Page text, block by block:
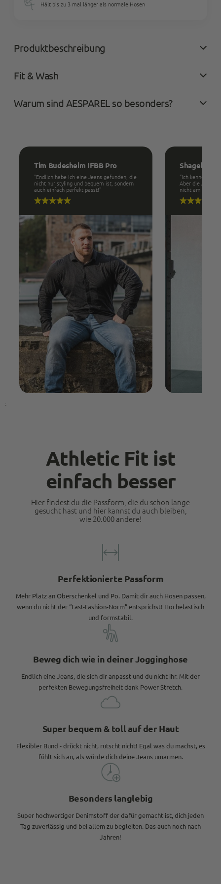
länge
Hält bis zu 3 mal länger als normale Hosen
in
Warenkorb
Produktbeschreibung
Fit & Wash
Warum sind AESPAREL so besonders?
Tim Budesheim IFBB Pro
“Endlich habe ich eine Jeans gefunden, die
nicht nur styling und bequem ist, sondern
auch einfach perfekt passt!”
Shagel Butt
“Ich kenne mich
Aber die
nicht am Sack!”
Athletic Fit ist
einfach besser
Hier findest du die Passform, die du schon lange
gesucht hast und hier kannst du auch bleiben,
wie 20.000 andere!
Perfektionierte Passform
Mehr Platz an Oberschenkel und Po. Damit dir auch Hosen passen,
wenn du nicht der “Fast-Fashion-Norm” entsprichst! Hochelastisch
und formstabil.
Beweg dich wie in deiner Jogginghose
Endlich eine Jeans, die sich dir anpasst und du nicht ihr. Mit der
perfekten Bewegungsfreiheit dank Power Stretch.
Super bequem & toll auf der Haut
Flexibler Bund - drückt nicht, rutscht nicht! Egal was du machst, es
fühlt sich an, als würde dich deine Jeans umarmen.
Besonders langlebig
Super hochwertiger Denimstoff der dafür gemacht ist, dich jeden
Tag zuverlässig und bei allem zu begleiten. Das auch noch nach
Jahren!